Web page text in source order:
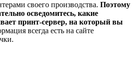
своего производства. Поэтому
осведомитесь, какие
принт-сервер, на который вы
всегда есть на сайте